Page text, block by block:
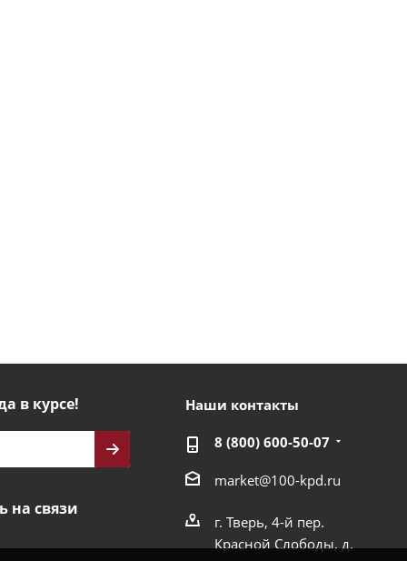
в курсе!
на связи
Наши контакты
8 (800) 600-50-07
market@100-kpd.ru
г. Тверь, 4-й пер.
Красной Слободы, д.